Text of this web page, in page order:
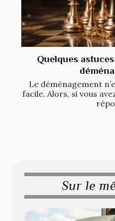
Quelques
Le déménagement
facile. Alors, si vous
Sur le